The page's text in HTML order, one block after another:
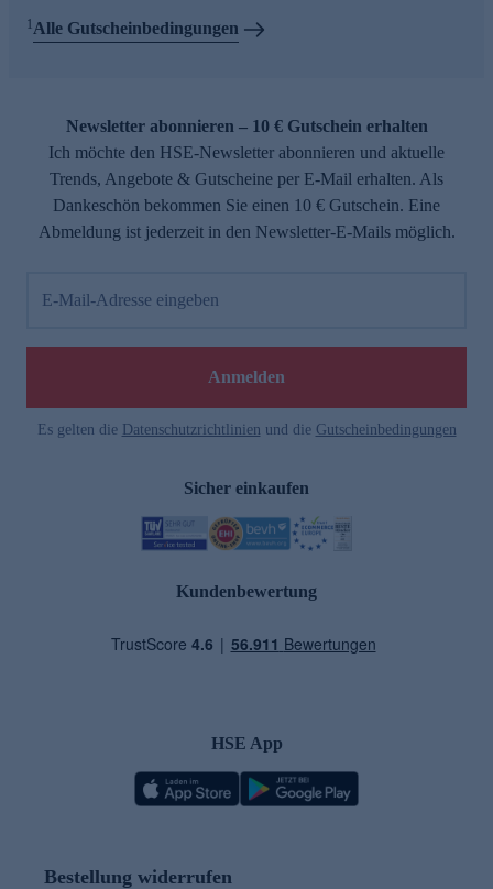
1Alle Gutscheinbedingungen
Newsletter abonnieren – 10 € Gutschein erhalten
Ich möchte den HSE-Newsletter abonnieren und aktuelle
Trends, Angebote & Gutscheine per E-Mail erhalten. Als
Dankeschön bekommen Sie einen 10 € Gutschein. Eine
Abmeldung ist jederzeit in den Newsletter-E-Mails möglich.
E-Mail-Adresse eingeben
Anmelden
Es gelten die Datenschutzrichtlinien und die Gutscheinbedingungen
Sicher einkaufen
Kundenbewertung
HSE App
Bestellung widerrufen